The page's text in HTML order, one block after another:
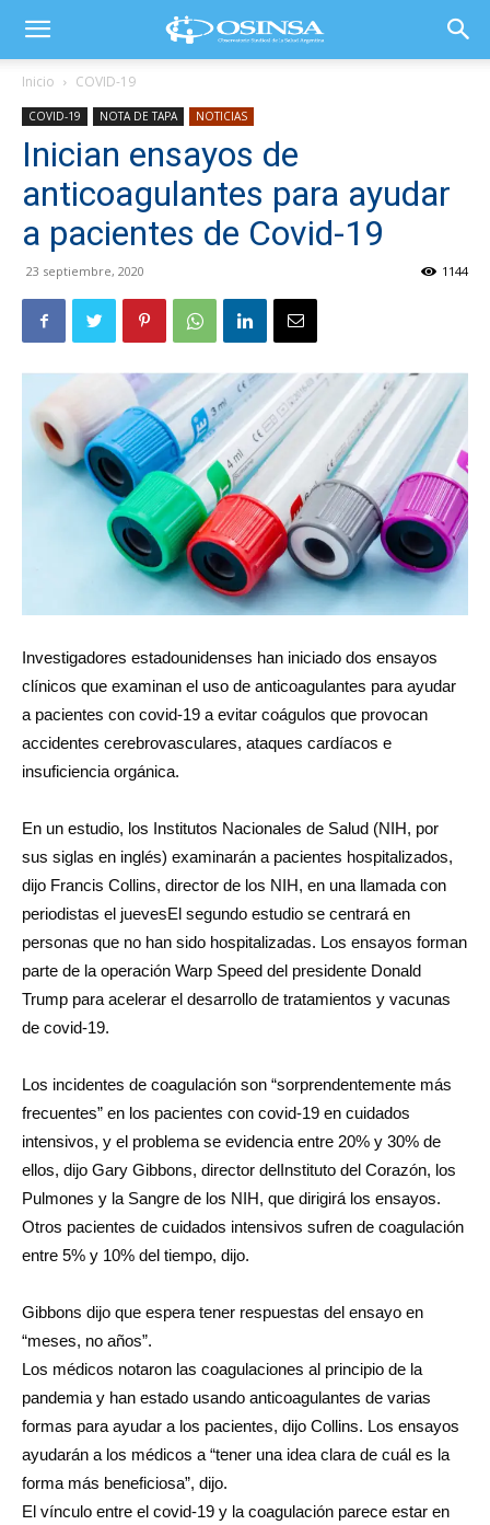
Inicio COVID-19
COVID-19 NOTA DE TAPA NOTICIAS
Inician ensayos de
anticoagulantes para ayudar
a pacientes de Covid-19
23 septiembre, 2020 1144
Investigadores estadounidenses han iniciado dos ensayos
clínicos que examinan el uso de anticoagulantes para ayudar
a pacientes con covid-19 a evitar coágulos que provocan
accidentes cerebrovasculares, ataques cardíacos e
insuficiencia orgánica.
En un estudio, los Institutos Nacionales de Salud (NIH, por
sus siglas en inglés) examinarán a pacientes hospitalizados,
dijo Francis Collins, director de los NIH, en una llamada con
periodistas el juevesEl segundo estudio se centrará en
personas que no han sido hospitalizadas. Los ensayos forman
parte de la operación Warp Speed del presidente Donald
Trump para acelerar el desarrollo de tratamientos y vacunas
de covid-19.
Los incidentes de coagulación son “sorprendentemente más
frecuentes” en los pacientes con covid-19 en cuidados
intensivos, y el problema se evidencia entre 20% y 30% de
ellos, dijo Gary Gibbons, director delInstituto del Corazón, los
Pulmones y la Sangre de los NIH, que dirigirá los ensayos.
Otros pacientes de cuidados intensivos sufren de coagulación
entre 5% y 10% del tiempo, dijo.
Gibbons dijo que espera tener respuestas del ensayo en
“meses, no años”.
Los médicos notaron las coagulaciones al principio de la
pandemia y han estado usando anticoagulantes de varias
formas para ayudar a los pacientes, dijo Collins. Los ensayos
ayudarán a los médicos a “tener una idea clara de cuál es la
forma más beneficiosa”, dijo.
El vínculo entre el covid-19 y la coagulación parece estar en